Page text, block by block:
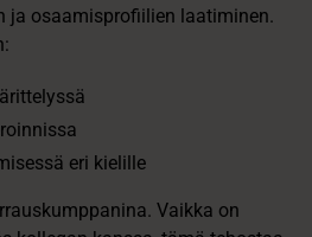
ja osaamisprofiilien laatiminen.
eri kielille
Vaikka on